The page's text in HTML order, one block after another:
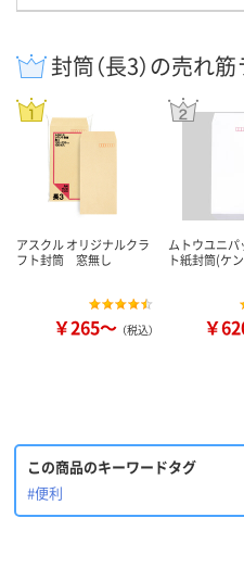
封筒（長3）の売れ
アスクル オリジナルクラ
フト封筒 窓無し
￥265～ （税込）
ムトウユニ
ト紙封筒(ケ
￥
この商品のキーワードタグ
#便利